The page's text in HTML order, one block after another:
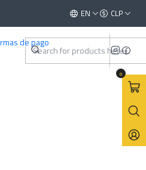
de pago
0
EN CLP